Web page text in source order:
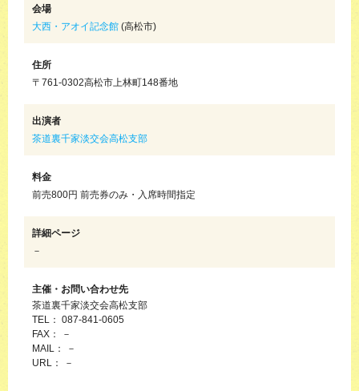
会場
大西・アオイ記念館 (高松市)
住所
〒761-0302高松市上林町148番地
出演者
茶道裏千家淡交会高松支部
料金
前売800円 前売券のみ・入席時間指定
詳細ページ
－
主催・お問い合わせ先
茶道裏千家淡交会高松支部
TEL： 087-841-0605
FAX： －
MAIL： －
URL： －